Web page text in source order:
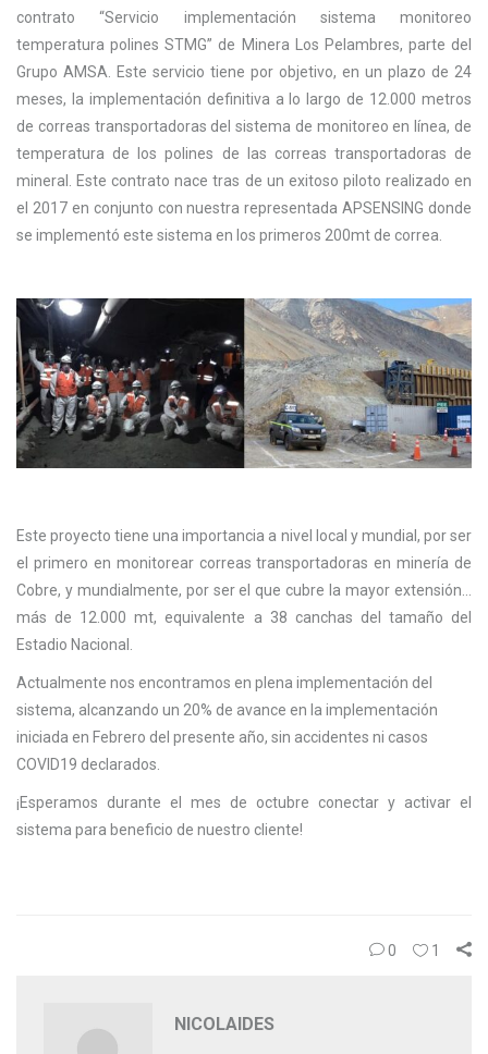
contrato “Servicio implementación sistema monitoreo
temperatura polines STMG” de Minera Los Pelambres, parte del
Grupo AMSA. Este servicio tiene por objetivo, en un plazo de 24
meses, la implementación definitiva a lo largo de 12.000 metros
de correas transportadoras del sistema de monitoreo en línea, de
temperatura de los polines de las correas transportadoras de
mineral. Este contrato nace tras de un exitoso piloto realizado en
el 2017 en conjunto con nuestra representada APSENSING donde
se implementó este sistema en los primeros 200mt de correa.
Este proyecto tiene una importancia a nivel local y mundial, por ser
el primero en monitorear correas transportadoras en minería de
Cobre, y mundialmente, por ser el que cubre la mayor extensión…
más de 12.000 mt, equivalente a 38 canchas del tamaño del
Estadio Nacional.
Actualmente nos encontramos en plena implementación del
sistema, alcanzando un 20% de avance en la implementación
iniciada en Febrero del presente año, sin accidentes ni casos
COVID19 declarados.
¡Esperamos durante el mes de octubre conectar y activar el
sistema para beneficio de nuestro cliente!
0 1
NICOLAIDES